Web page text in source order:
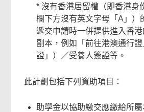
* 沒有香港居留權（即香港身
欄下方沒有英文字母「A」）
遞交申請時一併提供進入香
副本，例如「前往港澳通行
證」）／受養人簽證等。
此計劃包括下列資助項目：
助學金以協助繳交應繳給所